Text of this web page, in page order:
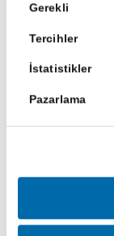
Seçimi
Gerekli
Tercihler
İstatistikler
Pazarlama
Çifte
avantajları şu
Aynı gelir
Vergi
yapma süreci
Gelir türüne